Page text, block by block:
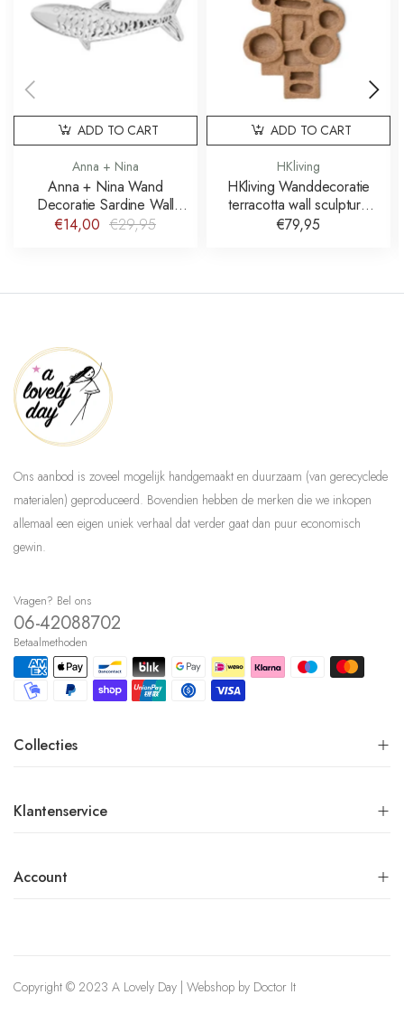
Anna + Nina
Anna + Nina Wand
Decoratie Sardine Wall
Decoration
€14,00 €29,95
ADD TO CART
HKliving
HKliving Wanddecoratie
terracotta wall sculpture
brutalist Small
€79,95
ADD TO CART
Ons aanbod is zoveel mogelijk handgemaakt en duurzaam (van gerecyclede
materialen) geproduceerd. Bovendien hebben de merken die we inkopen
allemaal een eigen uniek verhaal dat verder gaat dan puur economisch
gewin.
Vragen? Bel ons
06-42088702
Betaalmethoden
Collecties
Klantenservice
Account
Copyright © 2023 A Lovely Day | Webshop by Doctor It